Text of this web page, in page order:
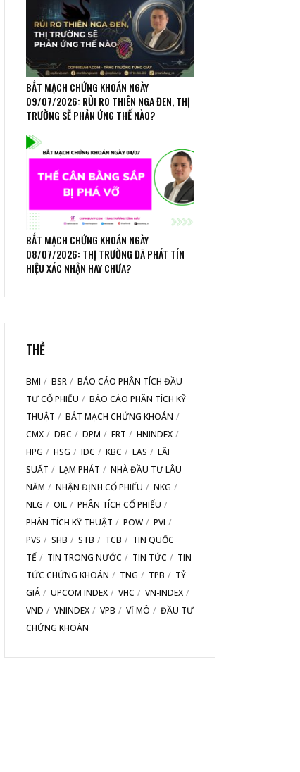
BẮT MẠCH CHỨNG KHOÁN NGÀY
09/07/2026: RỦI RO THIÊN NGA ĐEN, THỊ
TRƯỜNG SẼ PHẢN ỨNG THẾ NÀO?
BẮT MẠCH CHỨNG KHOÁN NGÀY
08/07/2026: THỊ TRƯỜNG ĐÃ PHÁT TÍN
HIỆU XÁC NHẬN HAY CHƯA?
THẺ
BMI BSR
BÁO CÁO PHÂN TÍCH ĐẦU
TƯ CỔ PHIẾU
BÁO CÁO PHÂN TÍCH KỸ
THUẬT
BẮT MẠCH CHỨNG KHOÁN
CMX
DBC DPM FRT
HNINDEX
HPG
HSG IDC KBC LAS
LÃI
SUẤT
LẠM PHÁT
NHÀ ĐẦU TƯ LÂU
NĂM
NHẬN ĐỊNH CỔ PHIẾU
NKG
NLG
OIL
PHÂN TÍCH CỔ PHIẾU
PHÂN TÍCH KỸ THUẬT
POW
PVI
PVS
SHB STB TCB
TIN QUỐC
TẾ
TIN TRONG NƯỚC TIN TỨC
TIN
TỨC CHỨNG KHOÁN
TNG TPB
TỶ
GIÁ
UPCOM INDEX VHC
VN-INDEX
VND
VNINDEX VPB VĨ MÔ
ĐẦU TƯ
CHỨNG KHOÁN